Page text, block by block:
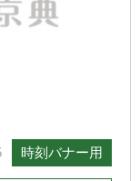
時刻バナー用